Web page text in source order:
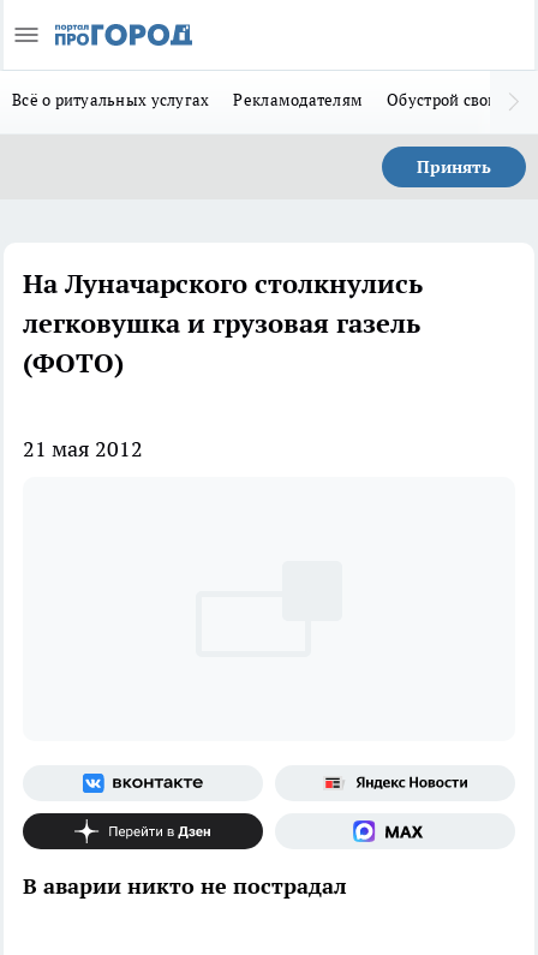
Всё о ритуальных услугах Рекламодателям Обустрой свой дом
Принять
На Луначарского столкнулись
легковушка и грузовая газель
(ФОТО)
21 мая 2012
В аварии никто не пострадал